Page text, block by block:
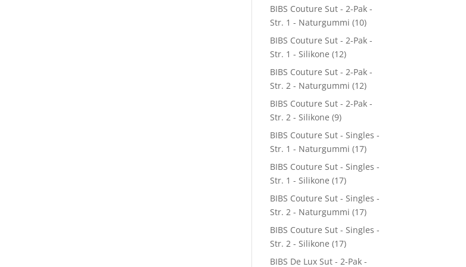
BIBS Couture Sut - 2-Pak -
Str. 1 - Naturgummi (10)
BIBS Couture Sut - 2-Pak -
Str. 1 - Silikone (12)
BIBS Couture Sut - 2-Pak -
Str. 2 - Naturgummi (12)
BIBS Couture Sut - 2-Pak -
Str. 2 - Silikone (9)
BIBS Couture Sut - Singles -
Str. 1 - Naturgummi (17)
BIBS Couture Sut - Singles -
Str. 1 - Silikone (17)
BIBS Couture Sut - Singles -
Str. 2 - Naturgummi (17)
BIBS Couture Sut - Singles -
Str. 2 - Silikone (17)
BIBS De Lux Sut - 2-Pak -